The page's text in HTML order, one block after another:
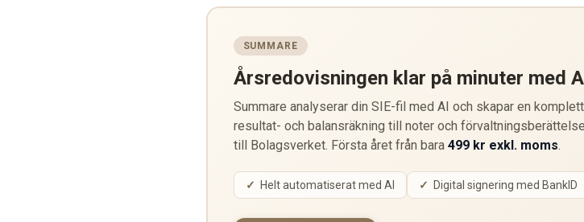
SUMMARE
Årsredovisningen klar på minuter med
Summare analyserar din SIE-fil med AI och skapar en
resultat- och balansräkning till noter och
till Bolagsverket. Första året från bara 499 kr exkl. moms
Helt automatiserat med AI Digital signering med BankID